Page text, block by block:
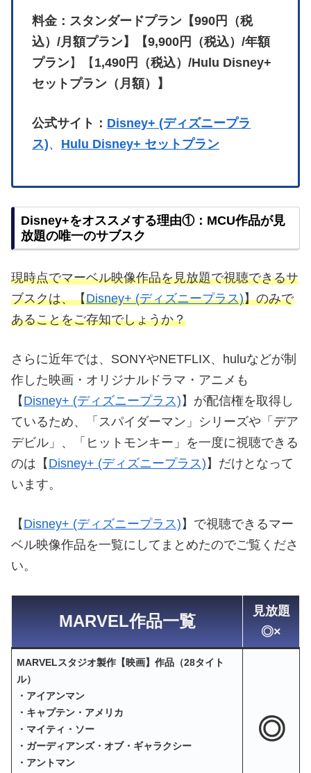
料金：スタンダードプラン【990円（税
込）/月額プラン】【9,900円（税込）/年額
プラン】【 1,490円（税込）/Hulu Disney+
セットプラン（月額）】
公式サイト： Disney+ (ディズニープラ
ス)、 Hulu Disney+ セットプラン
Disney+をオススメする理由①：MCU作品が見
放題の唯一のサブスク
現時点でマーベル映像作品を見放題で視聴できるサ
ブスクは、【Disney+ (ディズニープラス)】のみで
あることをご存知でしょうか？
さらに近年では、SONYやNETFLIX、huluなどが制
作した映画・オリジナルドラマ・アニメも
【 Disney+ (ディズニープラス) 】が配信権を取得し
ているため、「スパイダーマン」シリーズや「デア
デビル」、「ヒットモンキー」を一度に視聴できる
のは【 Disney+ (ディズニープラス) 】だけとなって
います。
【 Disney+ (ディズニープラス) 】で視聴できるマー
ベル映像作品を一覧にしてまとめたのでご覧くださ
い。
MARVEL作品一覧
見放題
◎×
MARVELスタジオ製作【映画】作品（28タイト
ル）
・アイアンマン
・キャプテン・アメリカ
・マイティ・ソー
・ガーディアンズ・オブ・ギャラクシー
・アントマン
◎